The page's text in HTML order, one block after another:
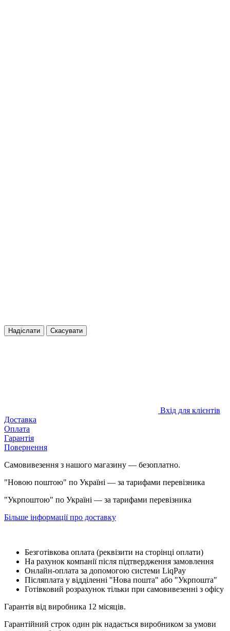
Надіслати Скасувати
Вхід для клієнтів
Доставка
Оплата
Гарантія
Повернення
Самовивезення з нашого магазину — безоплатно.
"Новою поштою" по Україні — за тарифами перевізника
"Укрпоштою" по Україні — за тарифами перевізника
Більше інформації про доставку
Безготівкова оплата (реквізити на сторінці оплати)
На рахунок компанії після підтвердження замовлення
Онлайн-оплата за допомогою системи LiqPay
Післяплата у відділенні "Нова пошта" або "Укрпошта"
Готівковий розрахунок тільки при самовивезенні з офісу
Гарантія від виробника 12 місяців.
Гарантійний строк один рік надається виробником за умови